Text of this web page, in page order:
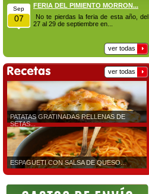
Sep
07
FERIA DEL PIMIENTO MORRON...
No te pierdas la feria de esta año, del
27 al 29 de septiembre en...
ver todas
ver todas
PATATAS GRATINADAS RELLENAS DE
SETAS...
ESPAGUETI CON SALSA DE QUESO...